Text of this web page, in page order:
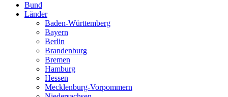
Bund
Länder
Baden-Württemberg
Bayern
Berlin
Brandenburg
Bremen
Hamburg
Hessen
Mecklenburg-Vorpommern